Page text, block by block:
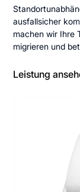
ausfallsicher
machen wir Ihre
migrieren und
Leistung